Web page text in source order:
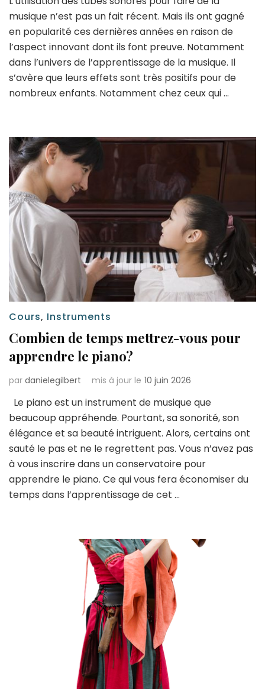
musique n’est pas un fait récent. Mais ils ont gagné
en popularité ces dernières années en raison de
l’aspect innovant dont ils font preuve. Notamment
dans l’univers de l’apprentissage de la musique. Il
s’avère que leurs effets sont très positifs pour de
nombreux enfants. Notamment chez ceux qui …
Cours, Instruments
Combien de temps mettrez-vous pour
apprendre le piano?
par danielegilbert mis à jour le 10 juin 2026
Le piano est un instrument de musique que
beaucoup appréhende. Pourtant, sa sonorité, son
élégance et sa beauté intriguent. Alors, certains ont
sauté le pas et ne le regrettent pas. Vous n’avez pas
à vous inscrire dans un conservatoire pour
apprendre le piano. Ce qui vous fera économiser du
temps dans l’apprentissage de cet …